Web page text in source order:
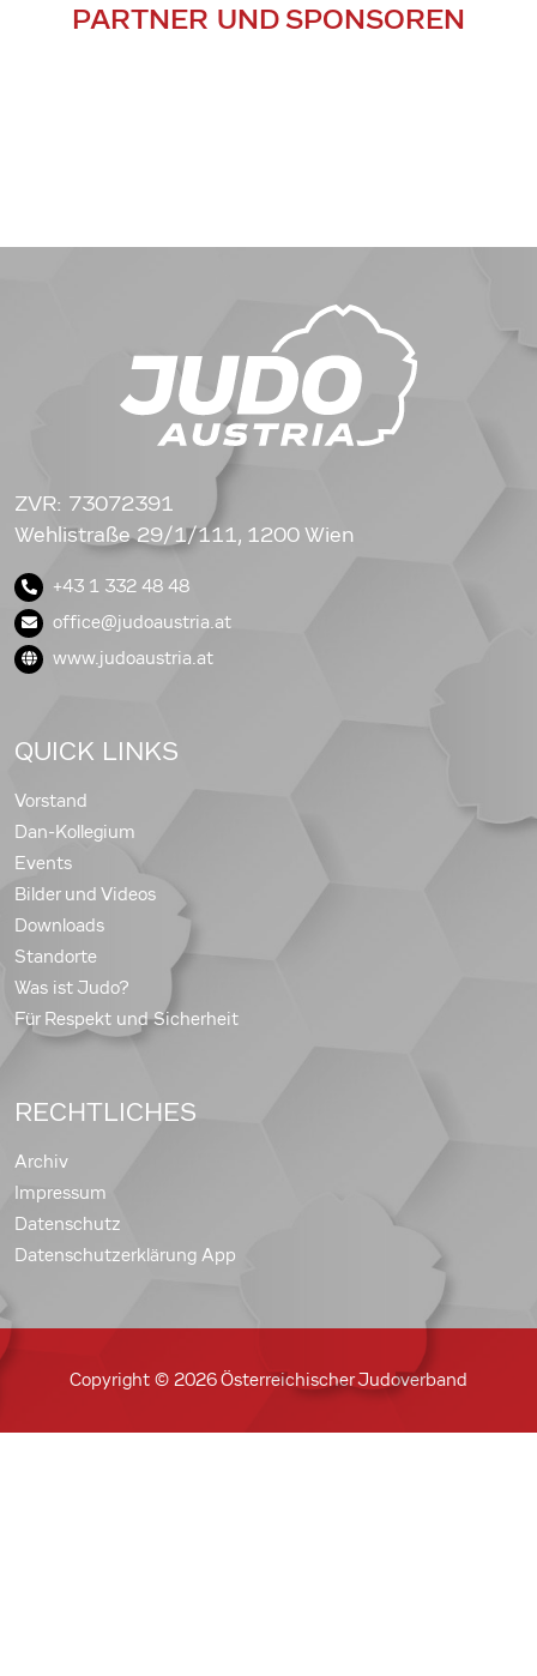
PARTNER UND SPONSOREN
ZVR: 73072391
Wehlistraße 29/1/111, 1200 Wien
+43 1 332 48 48
office@judoaustria.at
www.judoaustria.at
QUICK LINKS
Vorstand
Dan-Kollegium
Events
Bilder und Videos
Downloads
Standorte
Was ist Judo?
Für Respekt und Sicherheit
RECHTLICHES
Archiv
Impressum
Datenschutz
Datenschutzerklärung App
Copyright © 2026 Österreichischer Judoverband